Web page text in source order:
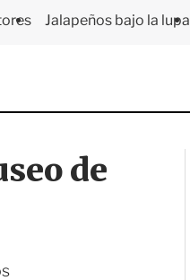
Jalapeños bajo la lupa
de